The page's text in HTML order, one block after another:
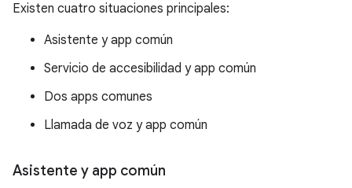
Existen cuatro situaciones principales:
Asistente y app común
Servicio de accesibilidad y app común
Dos apps comunes
Llamada de voz y app común
Asistente y app común